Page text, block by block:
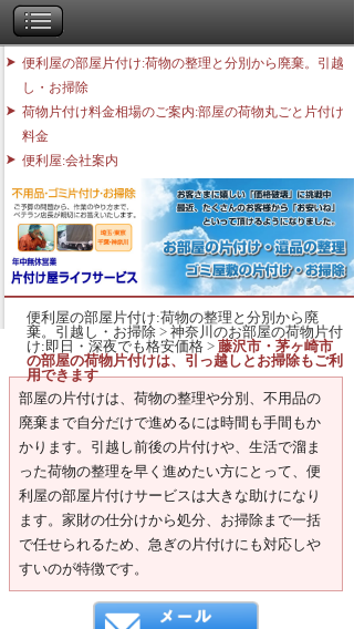
便利屋の部屋片付け:荷物の整理と分別から廃棄。引越
し・お掃除
荷物片付け料金相場のご案内:部屋の荷物丸ごと片付け
料金
便利屋:会社案内
便利屋の部屋片付け:荷物の整理と分別から廃
棄。引越し・お掃除 > 神奈川のお部屋の荷物片付
け:即日・深夜でも格安価格 > 藤沢市・茅ヶ崎市
の部屋の荷物片付けは、引っ越しとお掃除もご利
用できます
部屋の片付けは、荷物の整理や分別、不用品の
廃棄まで自分だけで進めるには時間も手間もか
かります。引越し前後の片付けや、生活で溜ま
った荷物の整理を早く進めたい方にとって、便
利屋の部屋片付けサービスは大きな助けになり
ます。家財の仕分けから処分、お掃除まで一括
で任せられるため、急ぎの片付けにも対応しや
すいのが特徴です。